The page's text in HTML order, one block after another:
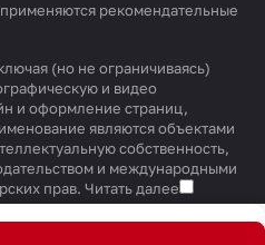
рекомендательные
(но не ограничиваясь)
и видео
и оформление страниц,
являются объектами
собственность,
и международными
прав. Читать далее